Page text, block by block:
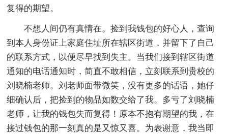
复得的期望。
不想人间仍有真情在。捡到我钱包的好心人，查询
到本人身份证上家庭住址所在辖区街道，并留下了自己
的联系方式，以便尽早找到失主。当我们接到辖区街道
通知的电话通知时，简直不敢相信，立刻联系到贵校的
刘晓楠老师。刘老师面带微笑，没有更多的话语，她仔
细确认后，把捡到的物品如数交给了我。多亏了刘晓楠
老师，让我的钱包失而复得！原本不抱有期望的我，在
接过钱包的那一刻真的是又惊又喜。为表谢意，我当即